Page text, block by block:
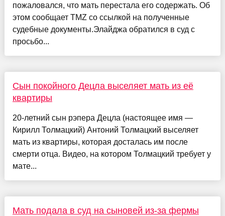
пожаловался, что мать перестала его содержать. Об
этом сообщает TMZ со ссылкой на полученные
судебные документы.Элайджа обратился в суд с
просьбо...
Сын покойного Децла выселяет мать из её
квартиры
20-летний сын рэпера Децла (настоящее имя —
Кирилл Толмацкий) Антоний Толмацкий выселяет
мать из квартиры, которая досталась им после
смерти отца. Видео, на котором Толмацкий требует у
мате...
Мать подала в суд на сыновей из-за фермы